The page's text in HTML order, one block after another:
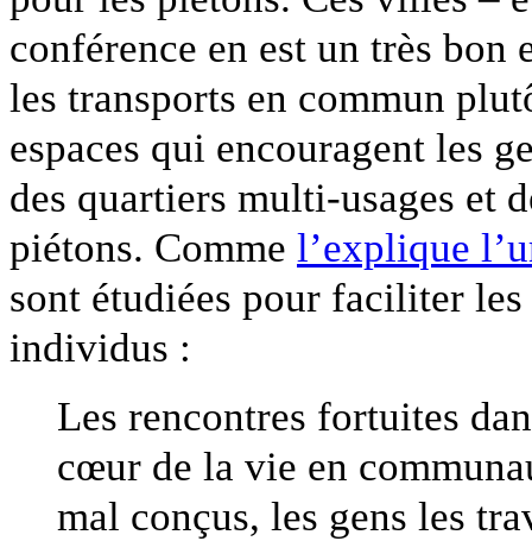
conférence en est un très
les transports en commun
espaces qui encouragent les
des quartiers multi-usages et
piétons. Comme l’explique
sont étudiées pour faciliter
individus :
Les rencontres fortuites
cœur de la vie en
mal conçus, les gens les